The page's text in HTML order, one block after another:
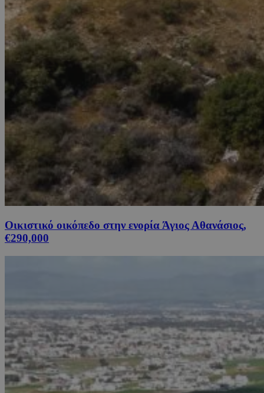
Οικιστικό οικόπεδο στην ενορία Άγιος Αθανάσιος,
€290,000